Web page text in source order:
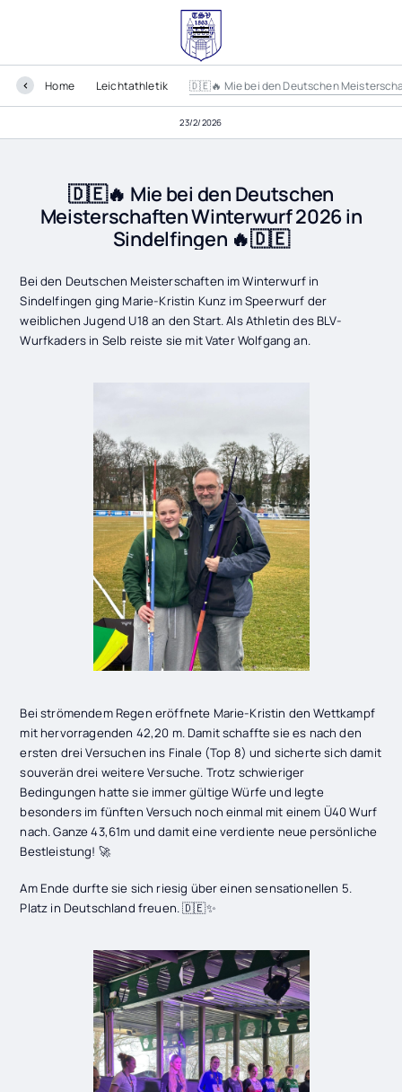
Home Leichtathletik 🇩🇪🔥 Mie bei den Deutschen
23/2/2026
🇩🇪🔥 Mie bei den Deutschen
Meisterschaften Winterwurf 2026 in
Sindelfingen 🔥🇩🇪
Bei den Deutschen Meisterschaften im Winterwurf in
Sindelfingen ging Marie-Kristin Kunz im Speerwurf der
weiblichen Jugend U18 an den Start. Als Athletin des BLV-
Wurfkaders in Selb reiste sie mit Vater Wolfgang an.
Bei strömendem Regen eröffnete Marie-Kristin den Wettkampf
mit hervorragenden 42,20 m. Damit schaffte sie es nach den
ersten drei Versuchen ins Finale (Top 8) und sicherte sich damit
souverän drei weitere Versuche. Trotz schwieriger
Bedingungen hatte sie immer gültige Würfe und legte
besonders im fünften Versuch noch einmal mit einem Ü40 Wurf
nach. Ganze 43,61m und damit eine verdiente neue persönliche
Bestleistung! 🚀
Am Ende durfte sie sich riesig über einen sensationellen 5.
Platz in Deutschland freuen. 🇩🇪✨